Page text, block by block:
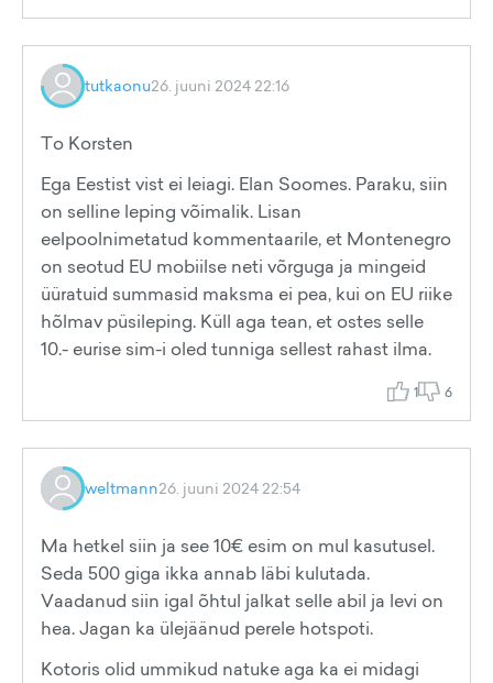
tutkaonu26. juuni 2024 22:16
To Korsten
Ega Eestist vist ei leiagi. Elan Soomes. Paraku, siin
on selline leping võimalik. Lisan
eelpoolnimetatud kommentaarile, et Montenegro
on seotud EU mobiilse neti võrguga ja mingeid
üüratuid summasid maksma ei pea, kui on EU riike
hõlmav püsileping. Küll aga tean, et ostes selle
10.- eurise sim-i oled tunniga sellest rahast ilma.
1 6
weltmann26. juuni 2024 22:54
Ma hetkel siin ja see 10€ esim on mul kasutusel.
Seda 500 giga ikka annab läbi kulutada.
Vaadanud siin igal õhtul jalkat selle abil ja levi on
hea. Jagan ka ülejäänud perele hotspoti.
Kotoris olid ummikud natuke aga ka ei midagi